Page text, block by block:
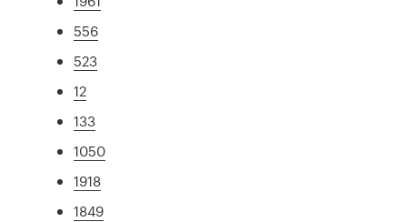
556
523
12
133
1050
1918
1849